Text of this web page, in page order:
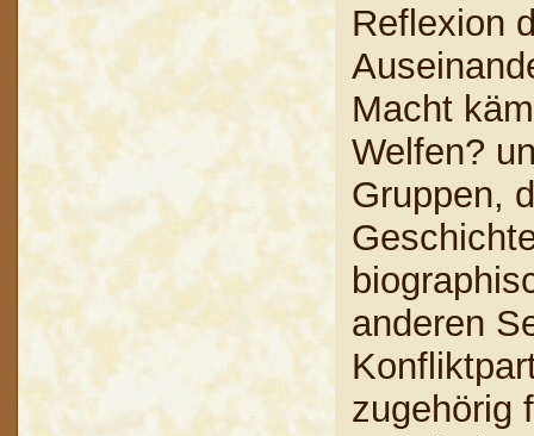
Reflexion
Macht
Welfen?
Gruppen,
anderen
zugehörig